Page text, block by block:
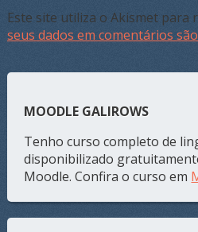
Este site utiliza o Akismet para
seus dados em comentários
MOODLE GALIROWS
Tenho curso completo de
disponibilizado
Moodle. Confira o curso em